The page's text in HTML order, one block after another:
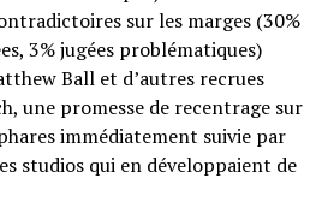
sur les marges (30%
3% jugées problématiques)
Ball et d’autres recrues
une promesse de recentrage sur
immédiatement suivie par
studios qui en développaient de